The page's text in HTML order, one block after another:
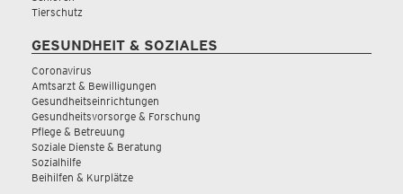
Tierschutz
GESUNDHEIT & SOZIALES
Coronavirus
Amtsarzt & Bewilligungen
Gesundheitseinrichtungen
Gesundheitsvorsorge & Forschung
Pflege & Betreuung
Soziale Dienste & Beratung
Sozialhilfe
Beihilfen & Kurplätze